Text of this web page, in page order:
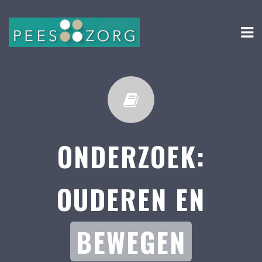
ONDERZOEK:
OUDEREN EN
BEWEGEN